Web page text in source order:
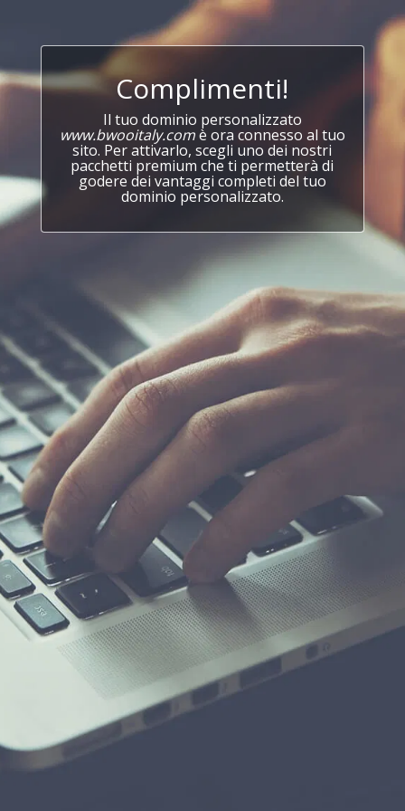
Complimenti!
Il tuo dominio personalizzato
www.bwooitaly.comè ora connesso al tuo
sito. Per attivarlo, scegli uno dei nostri
pacchetti premium che ti permetterà di
godere dei vantaggi completi del tuo
dominio personalizzato.